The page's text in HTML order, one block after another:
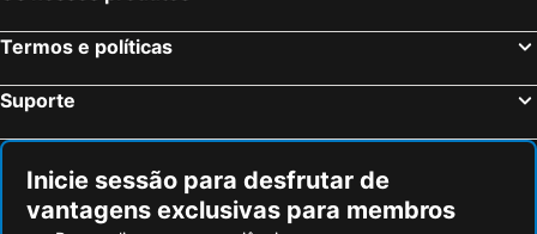
Termos e políticas
Suporte
Inicie sessão para desfrutar de
vantagens exclusivas para membros